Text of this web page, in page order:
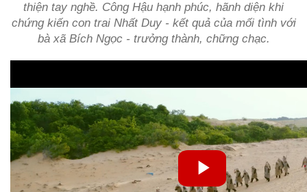
thiện tay nghề. Công Hậu hạnh phúc, hãnh diện khi
chứng kiến con trai Nhất Duy - kết quả của mối tình với
bà xã Bích Ngọc - trưởng thành, chững chạc.